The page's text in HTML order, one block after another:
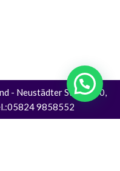
- Neustädter Straße 30,
9858552